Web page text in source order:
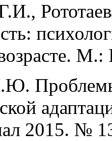
М.:
2015. №